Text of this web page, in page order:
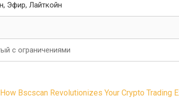
Эфир, Лайткойн
с ограничениями
How Bscscan Revolutionizes Your Crypto Trading